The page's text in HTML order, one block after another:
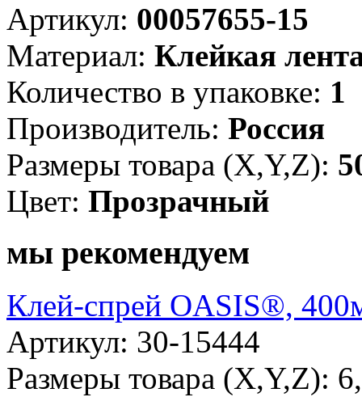
Артикул: 00057655-15
Материал: Клейкая
Количество в упаковке: 1
Производитель: Россия
Размеры товара (X,Y,Z):
Цвет: Прозрачный
мы рекомендуем
Клей-спрей OASIS®,
Артикул: 30-15444
Размеры товара (X,Y,Z):